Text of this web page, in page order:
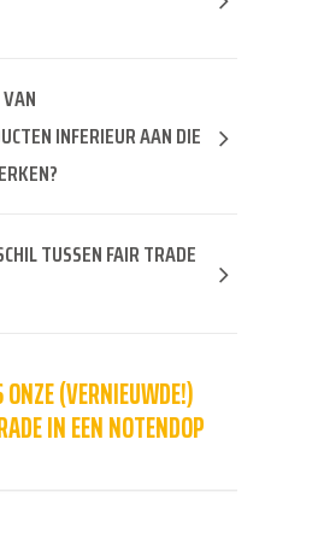
INFERIEUR AAN DIE
TUSSEN FAIR TRADE
(VERNIEUWDE!)
IN EEN NOTENDOP